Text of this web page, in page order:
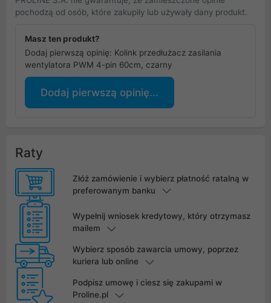
pochodzą od osób, które zakupiły lub używały dany produkt.
Masz ten produkt?
Dodaj pierwszą opinię: Kolink przedłużacz zasilania
wentylatora PWM 4-pin 60cm, czarny
Dodaj pierwszą opinię...
Raty
Złóż zamówienie i wybierz płatność ratalną w
preferowanym banku
Wypełnij wniosek kredytowy, który otrzymasz
mailem
Wybierz sposób zawarcia umowy, poprzez
kuriera lub online
Podpisz umowę i ciesz się zakupami w
Proline.pl